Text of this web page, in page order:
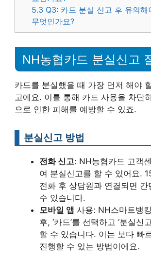
5.3 Q3: 카드 분실 신고 후 유의해
무엇인가요?
NH농협카드 분실신고
카드를 분실했을 때 가장 먼저 해야
고에요. 이를 통해 카드 사용을 차단
으로 인한 피해를 예방할 수 있죠.
분실신고 방법
전화 신고: NH농협카드 고객
여 분실신고를 할 수 있어요.
전화 후 상담원과 연결되면 간
수 있습니다.
모바일 앱 사용: NH스마트뱅
후, ‘카드’를 선택하고 ‘분실신
할 수 있습니다. 이는 보다 빠
진행할 수 있는 방법이에요.